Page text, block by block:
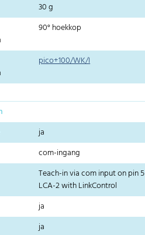
30 g
90° hoekkop
pico+100/WK/I
ja
com-ingang
Teach-in via com input on pin 5
LCA-2 with LinkControl
ja
ja